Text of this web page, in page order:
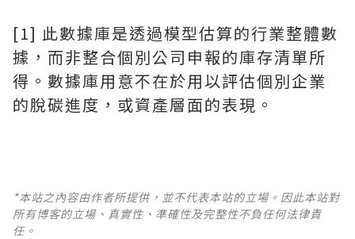
[1] 此數據庫是透過模型估算的行業整體數
據，而非整合個別公司申報的庫存清單所
得。數據庫用意不在於用以評估個別企業
的脫碳進度，或資產層面的表現。
*本站之內容由作者所提供，並不代表本站的立場。因此本站對
所有博客的立場、真實性、準確性及完整性不負任何法律責
任。